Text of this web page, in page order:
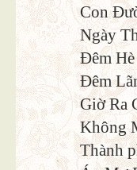
Con
Ngày
Đêm
Đêm
Giờ Ra
Không
Thành